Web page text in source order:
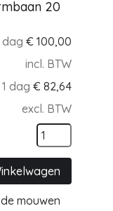
20
dag € 100,00
incl. BTW
1 dag € 82,64
excl. BTW
mouwen